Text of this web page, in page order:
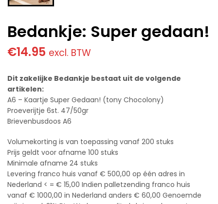
Bedankje: Super gedaan!
€14.95 excl. BTW
Dit zakelijke Bedankje bestaat uit de volgende
artikelen:
A6 – Kaartje Super Gedaan! (tony Chocolony)
Proeverijtje 6st. 47/50gr
Brievenbusdoos A6
Volumekorting is van toepassing vanaf 200 stuks
Prijs geldt voor afname 100 stuks
Minimale afname 24 stuks
Levering franco huis vanaf € 500,00 op één adres in
Nederland < = € 15,00 Indien palletzending franco huis
vanaf € 1000,00 in Nederland anders € 60,00 Genoemde